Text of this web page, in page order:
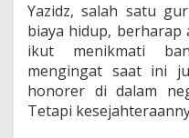
Yazidz, salah satu
biaya hidup,
ikut menikmati
mengingat saat ini
honorer di dalam
Tetapi